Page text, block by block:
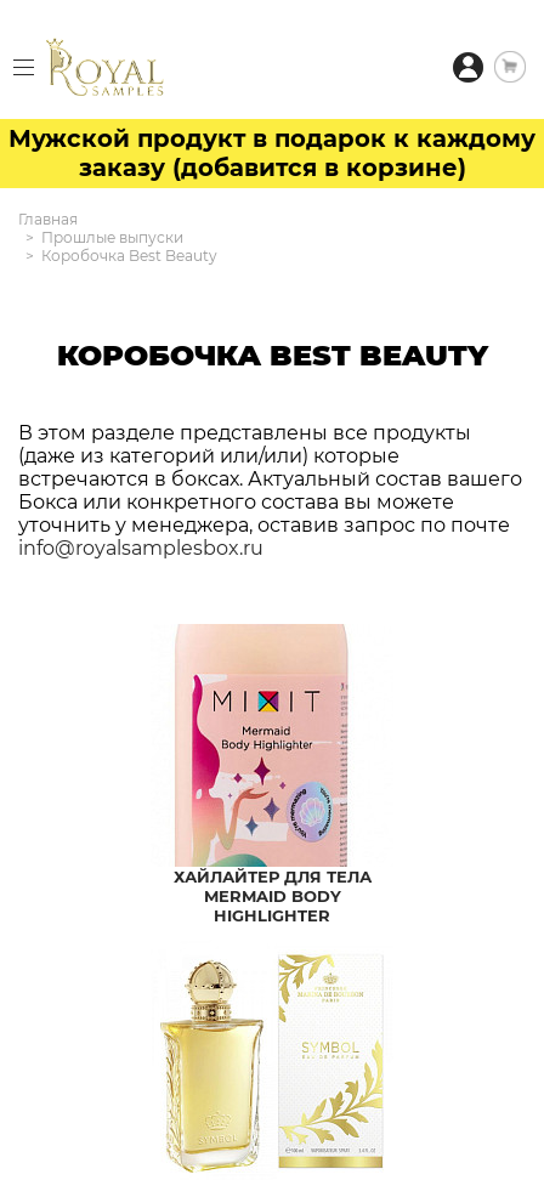
Мужской продукт в подарок к каждому
заказу (добавится в корзине)
Главная
Прошлые выпуски
Коробочка Best Beauty
КОРОБОЧКА BEST BEAUTY
В этом разделе представлены все продукты
(даже из категорий или/или) которые
встречаются в боксах. Актуальный состав вашего
Бокса или конкретного состава вы можете
уточнить у менеджера, оставив запрос по почте
info@royalsamplesbox.ru
ХАЙЛАЙТЕР ДЛЯ ТЕЛА
MERMAID BODY
HIGHLIGHTER